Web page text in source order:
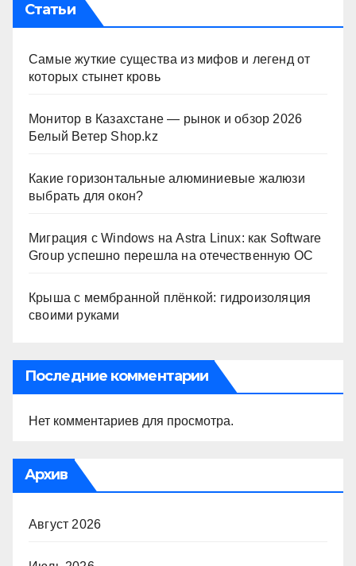
Статьи
Самые жуткие существа из мифов и легенд от
которых стынет кровь
Монитор в Казахстане — рынок и обзор 2026
Белый Ветер Shop.kz
Какие горизонтальные алюминиевые жалюзи
выбрать для окон?
Миграция с Windows на Astra Linux: как Software
Group успешно перешла на отечественную ОС
Крыша с мембранной плёнкой: гидроизоляция
своими руками
Последние комментарии
Нет комментариев для просмотра.
Архив
Август 2026